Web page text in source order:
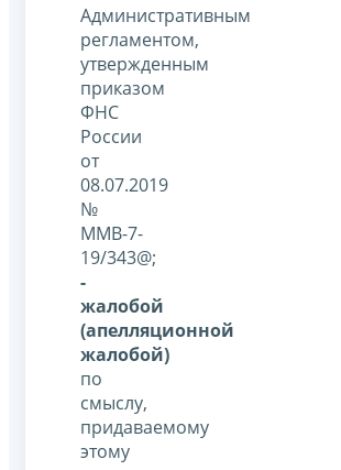
Административным
регламентом,
утвержденным
приказом
ФНС
России
от
08.07.2019
№
ММВ-7-
19/343@;
-
жалобой
(апелляционной
жалобой)
по
смыслу,
придаваемому
этому